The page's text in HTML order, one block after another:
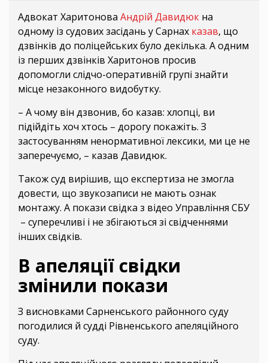
Адвокат Харитонова Андрій Давидюк на
одному із судових засідань у Сарнах казав, що
дзвінків до поліцейських було декілька. А одним
із перших дзвінків Харитонов просив
допомогли слідчо-оперативній групі знайти
місце незаконного видобутку.
– А чому він дзвонив, бо казав: хлопці, ви
підійдіть хоч хтось – дорогу покажіть. З
застосуванням ненормативної лексики, ми це не
заперечуємо, – казав Давидюк.
Також суд вирішив, що експертиза не змогла
довести, що звукозаписи не мають ознак
монтажу. А покази свідка з відео Управління СБУ
– суперечливі і не збігаються зі свідченнями
інших свідків.
В апеляції свідки
змінили покази
З висновками Сарненського районного суду
погодилися й судді Рівненського апеляційного
суду.